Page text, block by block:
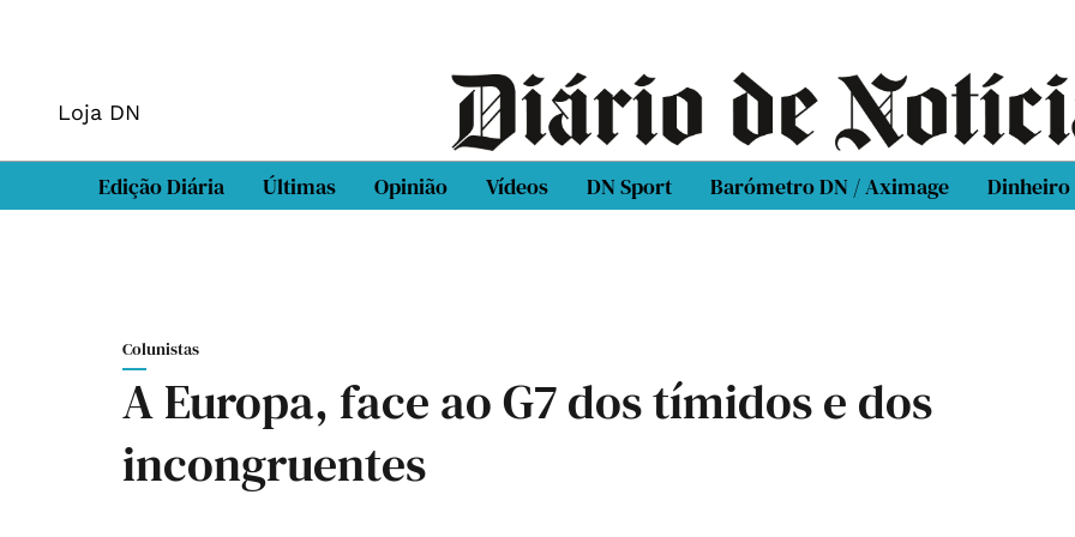
Loja DN
Edição Diária Últimas Opinião Vídeos DN Sport Barómetro DN / Aximage Dinheiro
Colunistas
A Europa, face ao G7 dos tímidos e dos
incongruentes